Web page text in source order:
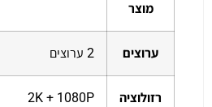
מוצר
ערוצים 2 ערוצים
רזולוציה 2K + 1080P